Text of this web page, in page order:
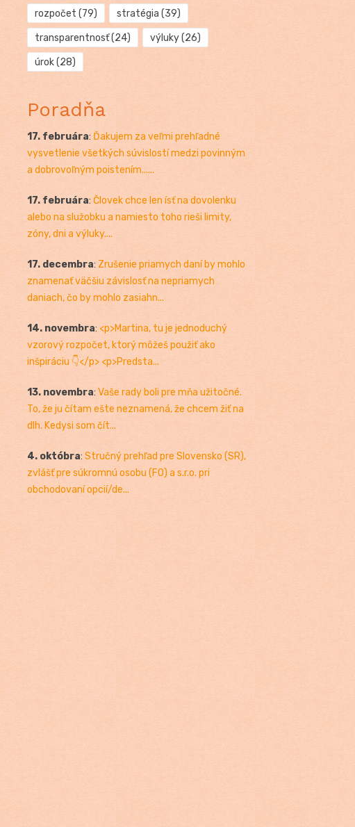
rozpočet (79) stratégia (39)
transparentnosť(24) výluky(26)
úrok(28)
Poradňa
17. februára: Ďakujem za veľmi prehľadné
vysvetlenie všetkých súvislostí medzi povinným
a dobrovoľným poistením......
17. februára: Človek chce len ísť na dovolenku
alebo na služobku a namiesto toho rieši limity,
zóny, dni a výluky....
17. decembra: Zrušenie priamych daní by mohlo
znamenať väčšiu závislosť na nepriamych
daniach, čo by mohlo zasiahn...
14. novembra: <p>Martina, tu je jednoduchý
vzorový rozpočet, ktorý môžeš použiť ako
inšpiráciu 👇</p> <p>Predsta...
13. novembra: Vaše rady boli pre mňa užitočné.
To, že ju čítam ešte neznamená, že chcem žiť na
dlh. Kedysi som čít...
4. októbra: Stručný prehľad pre Slovensko (SR),
zvlášť pre súkromnú osobu (FO) a s.r.o. pri
obchodovaní opcií/de...